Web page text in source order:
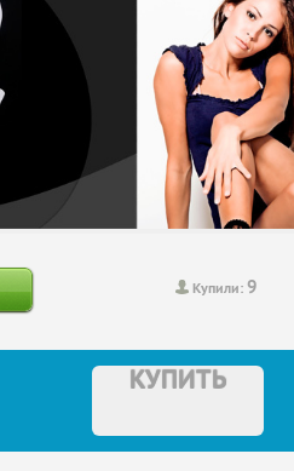
Купили:9
КУПИТЬ